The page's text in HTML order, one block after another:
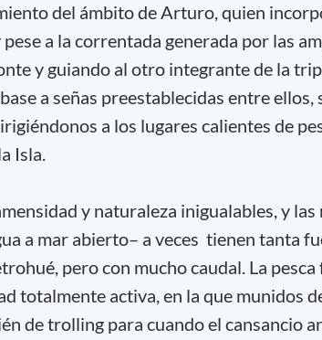
del ámbito de Arturo, quien
a la correntada generada por las
y guiando al otro integrante de la
a señas preestablecidas entre ellos,
a los lugares calientes de
Isla.
y naturaleza inigualables, y las
a mar abierto– a veces tienen tanta
pero con mucho caudal. La pesca
totalmente activa, en la que munidos
de trolling para cuando el cansancio